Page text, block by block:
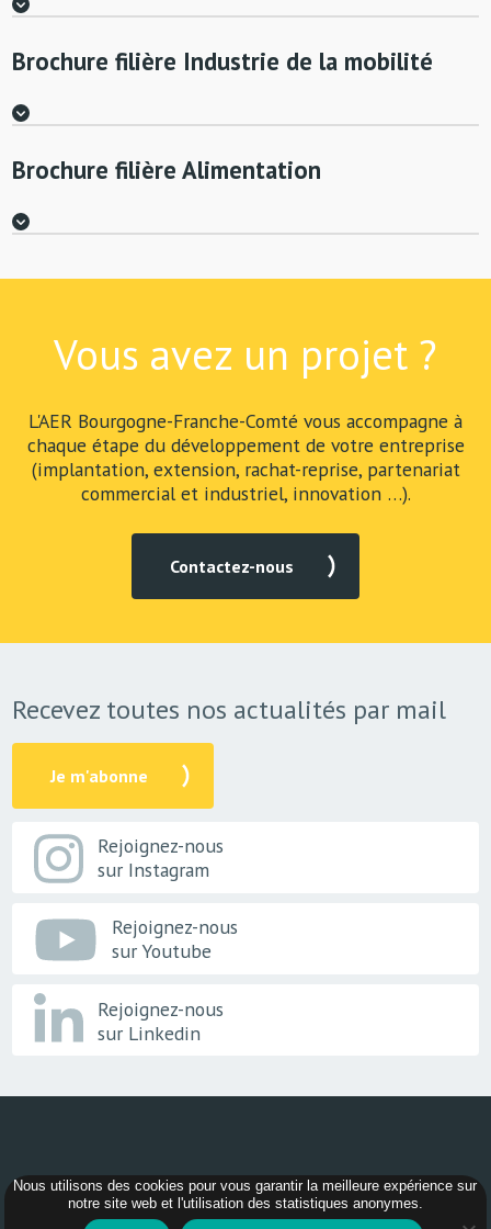
Brochure filière Industrie de la mobilité
Brochure filière Alimentation
Vous avez un projet ?
L'AER Bourgogne-Franche-Comté vous accompagne à
chaque étape du développement de votre entreprise
(implantation, extension, rachat-reprise, partenariat
commercial et industriel, innovation …).
Contactez-nous
Recevez toutes nos actualités par mail
Je m'abonne
Rejoignez-nous
sur Instagram
Rejoignez-nous
sur Youtube
Rejoignez-nous
sur Linkedin
© 2026 - AER Bourgogne-Franche-Comté
Nous utilisons des cookies pour vous garantir la meilleure expérience sur
notre site web et l'utilisation des statistiques anonymes.